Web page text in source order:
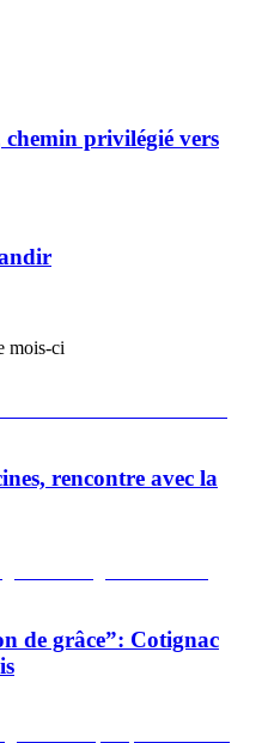
privilégié vers
mois-ci
rencontre avec la
de grâce”: Cotignac